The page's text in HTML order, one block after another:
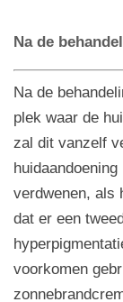
Na de
Na de
plek waar de
zal dit vanzelf
verdwenen, als
dat er een
voorkomen